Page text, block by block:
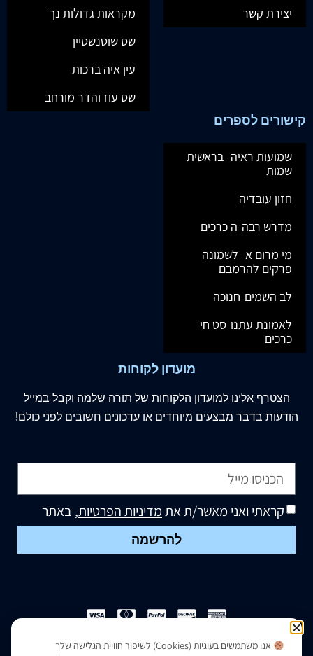
יצירת קשר
מקראות גדולות נך
שס שוטנשטיין
עין איה ברכות
שס עוז והדר מורחב
קישורים לספרים
שמועות ראיה- בראשית
שמות
חזון עובדיה
מדרש רבה-ה כרכים
מי מרום א- לשמונה
פרקים להרמבם
לב השמים-חנוכה
לאמונת עתנו-סט חי
כרכים
מועדון לקוחות
הצטרף אלינו למועדון הלקוחות של תורה שלמה וקבל במייל
הודעות בדבר מבצעים מיוחדים או עדכונים חשובים לפני כולם!
קראתי ואני מאשר/ת אתמדיניות הפרטיות, באתר
להרשמה
הצהרת נגישות|מדיניות פרטיות
אנו משתמשים בעוגיות (Cookies) לשיפור חוויית הגלישה שלך